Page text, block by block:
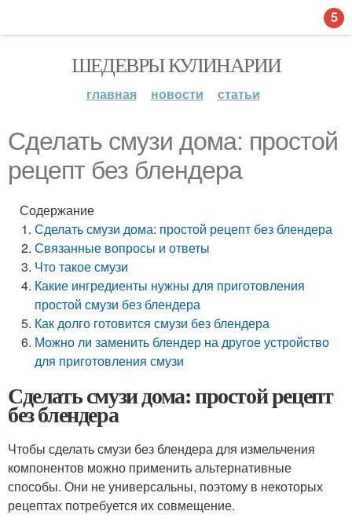
ШЕДЕВРЫ КУЛИНАРИИ
главная новости статьи
Сделать смузи дома: простой
рецепт без блендера
Содержание
Сделать смузи дома: простой рецепт без блендера
Связанные вопросы и ответы
Что такое смузи
Какие ингредиенты нужны для приготовления
простой смузи без блендера
Как долго готовится смузи без блендера
Можно ли заменить блендер на другое устройство
для приготовления смузи
Сделать смузи дома: простой рецепт
без блендера
Чтобы сделать смузи без блендера для измельчения
компонентов можно применить альтернативные
способы. Они не универсальны, поэтому в некоторых
рецептах потребуется их совмещение.
5